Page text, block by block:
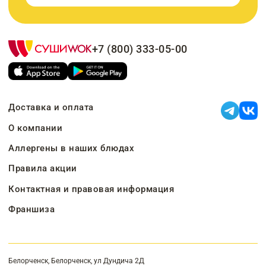
+7 (800) 333-05-00
Доставка и оплата
О компании
Аллергены в наших блюдах
Правила акции
Контактная и правовая информация
Франшиза
Белорченск, Белорченск, ул Дундича 2Д